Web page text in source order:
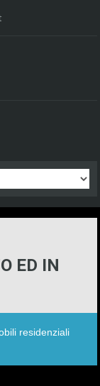
ED IN
residenziali